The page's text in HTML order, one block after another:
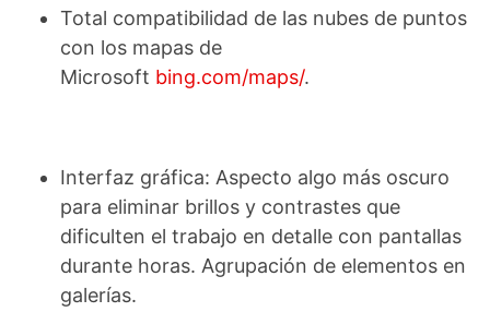
Total compatibilidad de las nubes de puntos
con los mapas de
Microsoft bing.com/maps/.
Interfaz gráfica: Aspecto algo más oscuro
para eliminar brillos y contrastes que
dificulten el trabajo en detalle con pantallas
durante horas. Agrupación de elementos en
galerías.